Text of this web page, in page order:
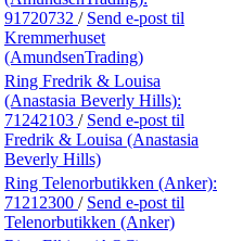
91720732 / Send e-post til
Kremmerhuset
(AmundsenTrading)
Ring Fredrik & Louisa
(Anastasia Beverly Hills):
71242103 / Send e-post til
Fredrik & Louisa (Anastasia
Beverly Hills)
Ring Telenorbutikken (Anker):
71212300 / Send e-post til
Telenorbutikken (Anker)